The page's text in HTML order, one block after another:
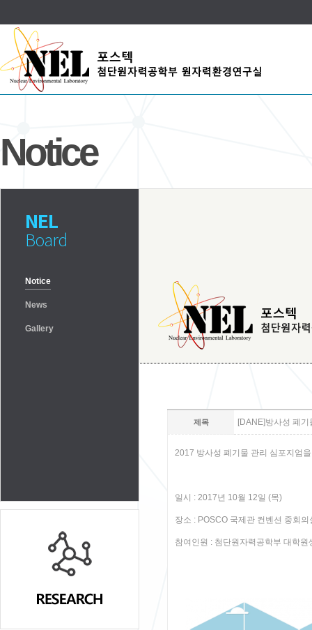
Notice
NEL
Board
Notice
News
Gallery
제목 [DANE]방사성 폐
2017 방사성 폐기물 관리 심포지엄
일시 : 2017년 10월 12일 (목)
장소 : POSCO 국제관 컨벤션 중회
참여인원 : 첨단원자력공학부 대학원